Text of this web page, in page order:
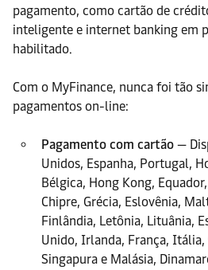
pagamento, como cartão de
inteligente e internet banking em
habilitado.
Com o MyFinance, nunca foi tão
pagamentos on-line:
Pagamento com cartão —
Unidos, Espanha, Portugal,
Bélgica, Hong Kong,
Chipre, Grécia, Eslovênia,
Finlândia, Letônia, Lituânia,
Unido, Irlanda, França, Itália,
Singapura e Malásia,